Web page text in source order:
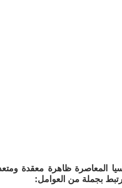
المعاصرة ظاهرة معقدة
بجملة من العوامل: